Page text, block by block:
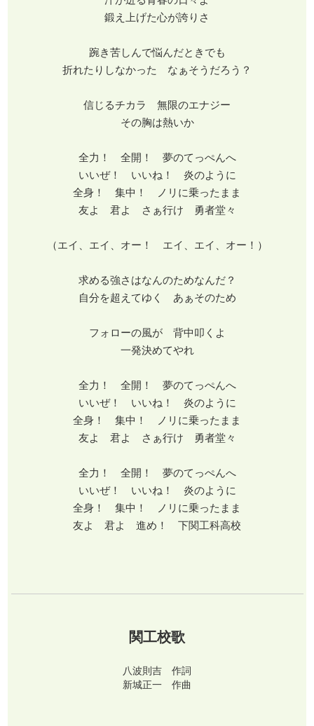
鍛え上げた心が誇りさ
踠き苦しんで悩んだときでも
折れたりしなかった なぁそうだろう？
信じるチカラ 無限のエナジー
その胸は熱いか
全力！ 全開！ 夢のてっぺんへ
いいぜ！ いいね！ 炎のように
全身！ 集中！ ノリに乗ったまま
友よ 君よ さぁ行け 勇者堂々
（エイ、エイ、オー！ エイ、エイ、オー！）
求める強さはなんのためなんだ？
自分を超えてゆく あぁそのため
フォローの風が 背中叩くよ
一発決めてやれ
全力！ 全開！ 夢のてっぺんへ
いいぜ！ いいね！ 炎のように
全身！ 集中！ ノリに乗ったまま
友よ 君よ さぁ行け 勇者堂々
全力！ 全開！ 夢のてっぺんへ
いいぜ！ いいね！ 炎のように
全身！ 集中！ ノリに乗ったまま
友よ 君よ 進め！ 下関工科高校
関工校歌
八波則吉 作詞
新城正一 作曲